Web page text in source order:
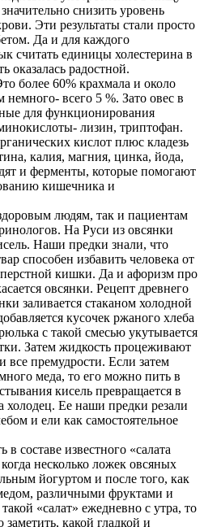
снизить уровень
Эти результаты стали просто
Да и для каждого
считать единицы холестерина в
оказалась радостной.
более 60% крахмала и около
немного- всего 5 %. Зато овес в
для функционирования
лизин, триптофан.
кислот плюс кладезь
калия, магния, цинка, йода,
и ферменты, которые помогают
кишечника и
людям, так и пациентам
На Руси из овсянки
Наши предки знали, что
способен избавить человека от
кишки. Да и афоризм про
овсянки. Рецепт древнего
заливается стаканом холодной
кусочек ржаного хлеба
с такой смесью укутывается
Затем жидкость процеживают
все премудрости. Если затем
меда, то его можно пить в
кисель превращается в
Ее наши предки резали
и ели как самостоятельное
составе известного «салата
несколько ложек овсяных
йогуртом и после того, как
различными фруктами и
«салат» ежедневно с утра, то
какой гладкой и